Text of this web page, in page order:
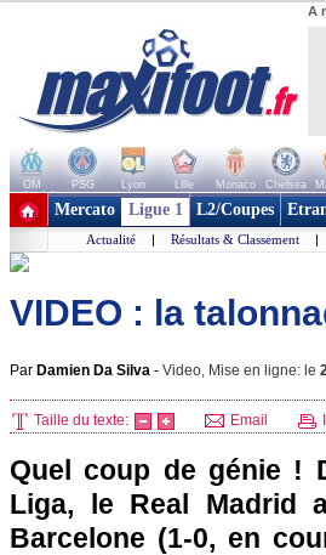
A
OM PSG Lyon Lille Monaco Chelsea
+ de clubs
Mercato Ligue 1 L2/Coupes
Actualité | Résultats & Classement |
VIDEO : la
Par Damien Da Silva - Video, Mise en ligne: le
Taille du texte: Email
Quel coup de génie !
Liga, le Real Madrid
Barcelone (1-0, en